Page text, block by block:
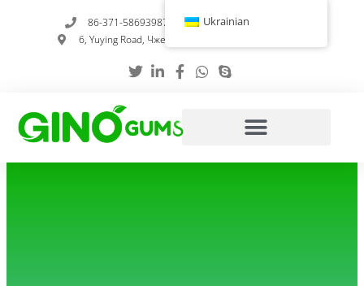
86-371-58693987
info@gumstabilizer.com
6, Yuying Road, Чженчжоу, провінція Хенань, Китай
Ukrainian